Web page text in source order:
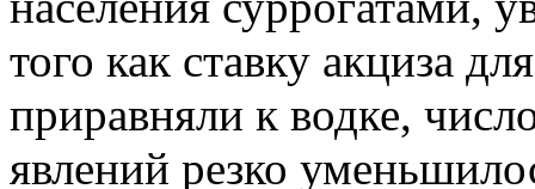
того как ставку акциза
приравняли к водке,
явлений резко